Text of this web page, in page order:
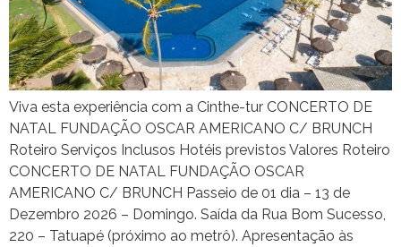
Viva esta experiência com a Cinthe-tur CONCERTO DE
NATAL FUNDAÇÃO OSCAR AMERICANO C/ BRUNCH
Roteiro Serviços Inclusos Hotéis previstos Valores Roteiro
CONCERTO DE NATAL FUNDAÇÃO OSCAR
AMERICANO C/ BRUNCH Passeio de 01 dia – 13 de
Dezembro 2026 – Domingo. Saída da Rua Bom Sucesso,
220 – Tatuapé (próximo ao metrô). Apresentação às